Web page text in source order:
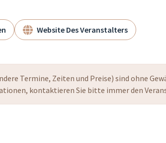
Website Des Veranstalters
Termine, Zeiten und Preise) sind ohne
kontaktieren Sie bitte immer den